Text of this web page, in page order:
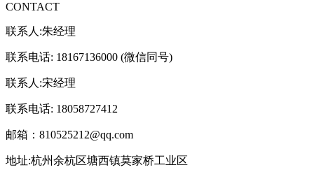
CONTACT
联系人:朱经理
联系电话: 18167136000 (微信同号)
联系人:宋经理
联系电话: 18058727412
邮箱：810525212@qq.com
地址:杭州余杭区塘西镇莫家桥工业区